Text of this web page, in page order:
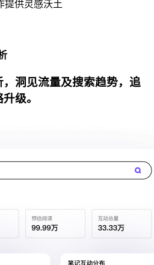
提供灵感沃土
洞见流量及搜索趋势，追
级。